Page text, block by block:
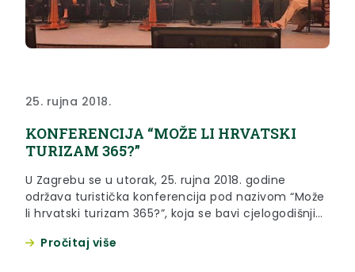
25. rujna 2018.
KONFERENCIJA “MOŽE LI HRVATSKI
TURIZAM 365?”
U Zagrebu se u utorak, 25. rujna 2018. godine
održava turistička konferencija pod nazivom “Može
li hrvatski turizam 365?”, koja se bavi cjelogodišnjim
Pročitaj više